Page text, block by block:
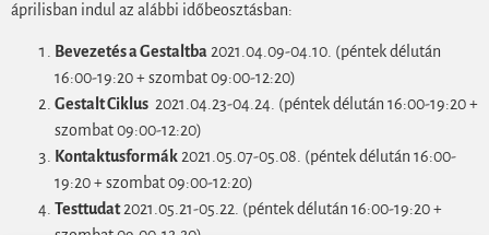
áprilisban indul az alábbi időbeosztásban:
Bevezetés a Gestaltba2021.04.09-04.10. (péntek délután
16:00-19:20 + szombat 09:00-12:20)
Gestalt Ciklus 2021.04.23-04.24. (péntek délután 16:00-19:20 +
szombat 09:00-12:20)
Kontaktusformák2021.05.07-05.08. (péntek délután 16:00-
19:20 + szombat 09:00-12:20)
Testtudat2021.05.21-05.22. (péntek délután 16:00-19:20 +